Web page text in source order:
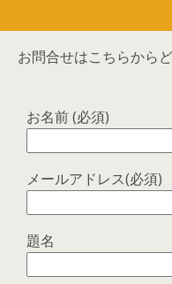
お問合せはこちらからど
お名前 (必須)
メールアドレス(必須)
題名